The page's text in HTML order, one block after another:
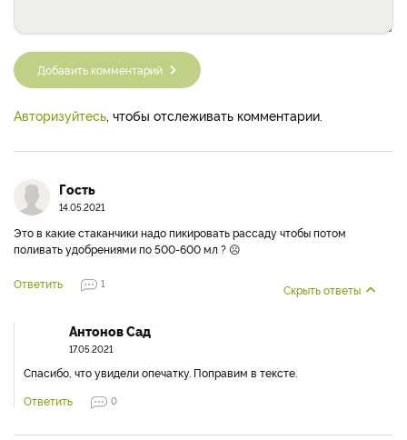
Добавить комментарий
Авторизуйтесь, чтобы отслеживать комментарии.
Гость
14.05.2021
Это в какие стаканчики надо пикировать рассаду чтобы потом
поливать удобрениями по 500-600 мл ? ☹️
Ответить 1 Скрыть ответы
Антонов Сад
17.05.2021
Спасибо, что увидели опечатку. Поправим в тексте.
Ответить
0